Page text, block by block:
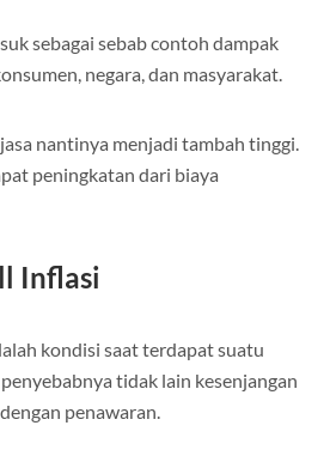
sebagai sebab contoh dampak
negara, dan masyarakat.
nantinya menjadi tambah tinggi.
peningkatan dari biaya
Inflasi
kondisi saat terdapat suatu
tidak lain kesenjangan
penawaran.